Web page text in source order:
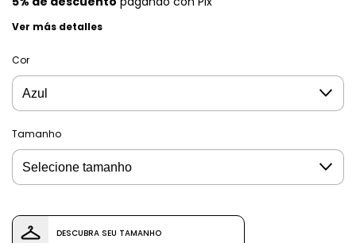
Ver más detalles
Cor
Tamanho
DESCUBRA SEU TAMANHO